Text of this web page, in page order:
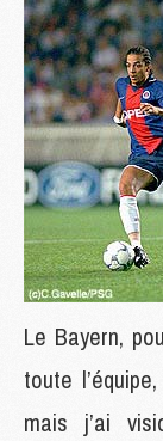
Le Bayern,
toute
mais j’ai